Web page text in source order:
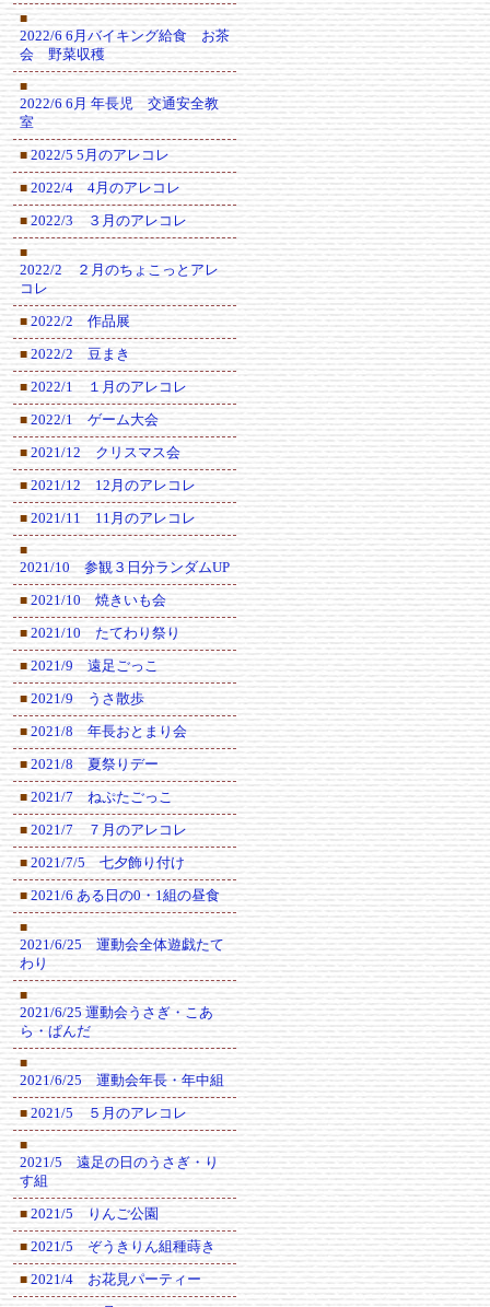
■
2022/6 6月バイキング給食 お茶
会 野菜収穫
■
2022/6 6月 年長児 交通安全教
室
■ 2022/5 5月のアレコレ
■ 2022/4 4月のアレコレ
■ 2022/3 ３月のアレコレ
■
2022/2 ２月のちょこっとアレ
コレ
■ 2022/2 作品展
■ 2022/2 豆まき
■ 2022/1 １月のアレコレ
■ 2022/1 ゲーム大会
■ 2021/12 クリスマス会
■ 2021/12 12月のアレコレ
■ 2021/11 11月のアレコレ
■
2021/10 参観３日分ランダムUP
■ 2021/10 焼きいも会
■ 2021/10 たてわり祭り
■ 2021/9 遠足ごっこ
■ 2021/9 うさ散歩
■ 2021/8 年長おとまり会
■ 2021/8 夏祭りデー
■ 2021/7 ねぷたごっこ
■ 2021/7 ７月のアレコレ
■ 2021/7/5 七夕飾り付け
■ 2021/6 ある日の0・1組の昼食
■
2021/6/25 運動会全体遊戯たて
わり
■
2021/6/25 運動会うさぎ・こあ
ら・ぱんだ
■
2021/6/25 運動会年長・年中組
■ 2021/5 ５月のアレコレ
■
2021/5 遠足の日のうさぎ・り
す組
■ 2021/5 りんご公園
■ 2021/5 ぞうきりん組種蒔き
■ 2021/4 お花見パーティー